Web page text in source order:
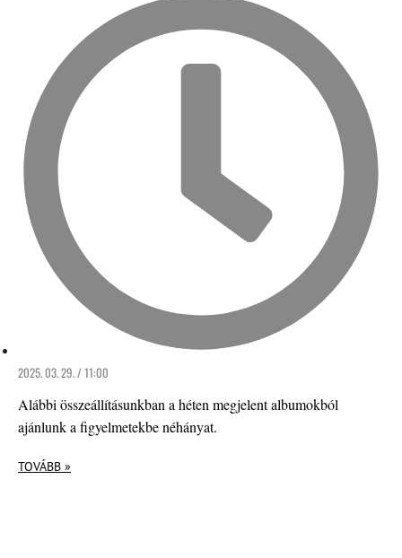
2025. 03. 29. / 11:00
Alábbi összeállításunkban a héten megjelent albumokból
ajánlunk a figyelmetekbe néhányat.
TOVÁBB »